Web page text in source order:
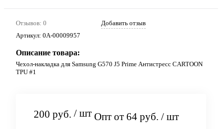
Отзывов: 0
Добавить отзыв
Артикул: 0А-00009957
Описание товара:
Чехол-накладка для Samsung G570 J5 Prime Антистресс CARTOON
TPU #1
200 руб. / шт Опт от 64 руб. / шт